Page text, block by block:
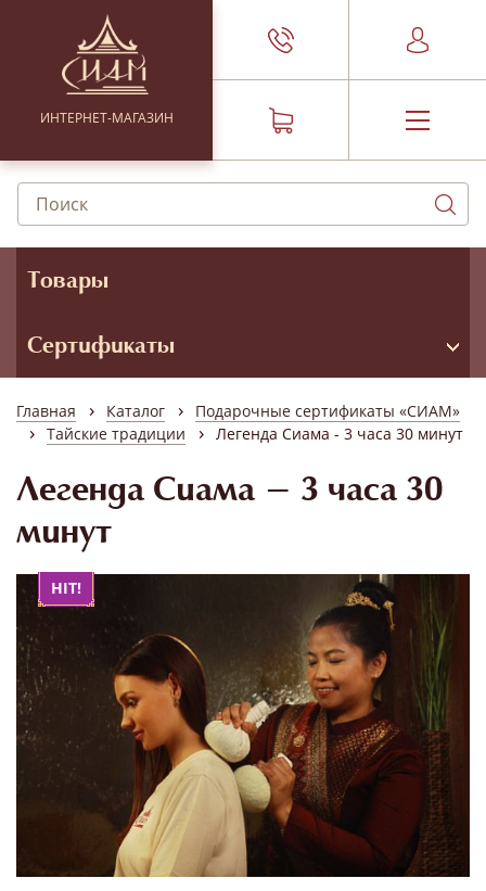
ИНТЕРНЕТ-МАГАЗИН
Товары
Сертификаты
Главная › Каталог › Подарочные сертификаты «СИАМ»
› Тайские традиции › Легенда Сиама - 3 часа 30 минут
Легенда Сиама - 3 часа 30
минут
HIT!